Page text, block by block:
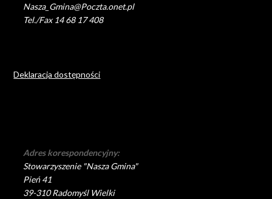
Nasza_Gmina@Poczta.onet.pl
Tel./Fax 14 68 17 408
Deklaracja dostępności
Adres korespondencyjny:
Stowarzyszenie "Nasza Gmina"
Pień 41
39-310 Radomyśl Wielki